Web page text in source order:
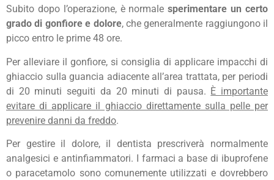
Subito dopo l’operazione, è normalesperimentare un certo
grado di gonfiore e dolore, che generalmente raggiungono il
picco entro le prime 48 ore.
Per alleviare il gonfiore, si consiglia di applicare impacchi di
ghiaccio sulla guancia adiacente all’area trattata, per periodi
di 20 minuti seguiti da 20 minuti di pausa. È importante
evitare di applicare il ghiaccio direttamente sulla pelle per
prevenire danni da freddo.
Per gestire il dolore, il dentista prescriverà normalmente
analgesici e antinfiammatori. I farmaci a base di ibuprofene
o paracetamolo sono comunemente utilizzati e dovrebbero